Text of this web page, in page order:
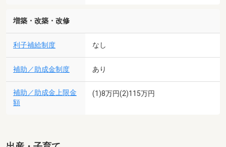
増築・改築・改修
利子補給制度 なし
補助／助成金制度 あり
補助／助成金上限金
額
(1)8万円(2)115万円